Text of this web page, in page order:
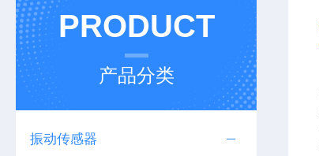
PRODUCT
产品分类
振动传感器